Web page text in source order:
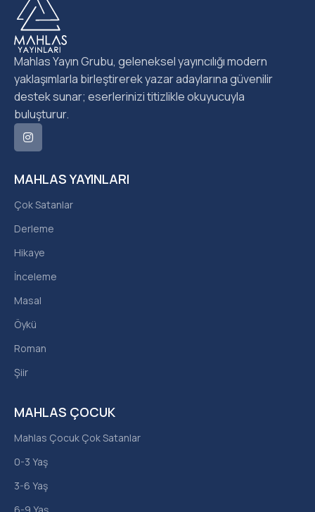
MAHLAS ÇOCUK
Mahlas Çocuk Çok Satanlar
0-3 Yaş
3-6 Yaş
MAHLAS YAYINLARI
Çok Satanlar
Derleme
Hikaye
İnceleme
Masal
Öykü
Roman
Şiir
Mahlas Yayın Grubu, geleneksel yayıncılığı modern
yaklaşımlarla birleştirerek yazar adaylarına güvenilir
destek sunar; eserlerinizi titizlikle okuyucuyla
buluşturur.